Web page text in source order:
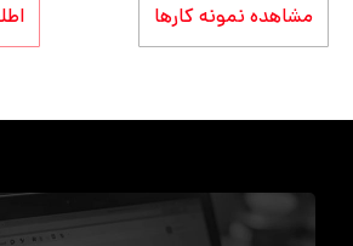
مشاهده نمونه کارها